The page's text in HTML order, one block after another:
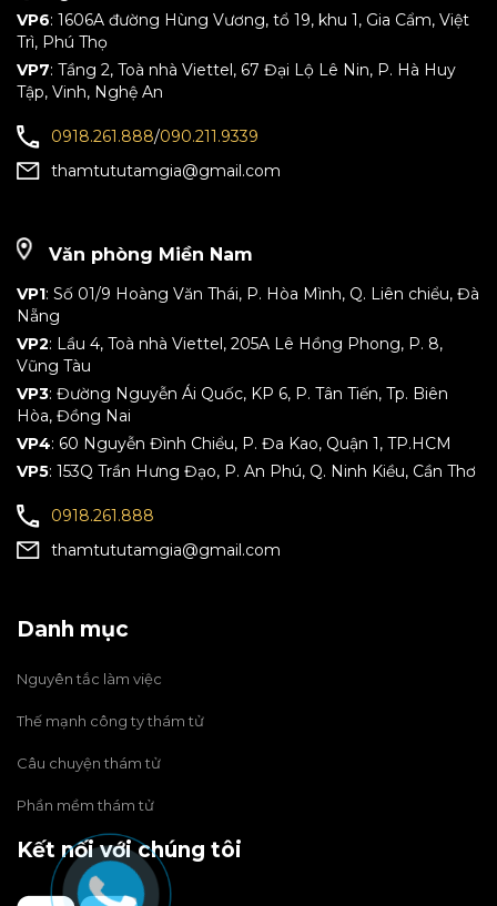
VP6: 1606A đường Hùng Vương, tổ 19, khu 1, Gia Cẩm, Việt
Trì, Phú Thọ
VP7: Tầng 2, Toà nhà Viettel, 67 Đại Lộ Lê Nin, P. Hà Huy
Tập, Vinh, Nghệ An
0918.261.888/090.211.9339
thamtututamgia@gmail.com
Văn phòng Miền Nam
VP1: Số 01/9 Hoàng Văn Thái, P. Hòa Mình, Q. Liên chiểu, Đà
Nẵng
VP2: Lầu 4, Toà nhà Viettel, 205A Lê Hồng Phong, P. 8,
Vũng Tàu
VP3: Đường Nguyễn Ái Quốc, KP 6, P. Tân Tiến, Tp. Biên
Hòa, Đồng Nai
VP4: 60 Nguyễn Đình Chiểu, P. Đa Kao, Quận 1, TP.HCM
VP5: 153Q Trần Hưng Đạo, P. An Phú, Q. Ninh Kiều, Cần Thơ
0918.261.888
thamtututamgia@gmail.com
Danh mục
Nguyên tắc làm việc
Thế mạnh công ty thám tử
Câu chuyện thám tử
Phần mềm thám tử
Kết nối với chúng tôi